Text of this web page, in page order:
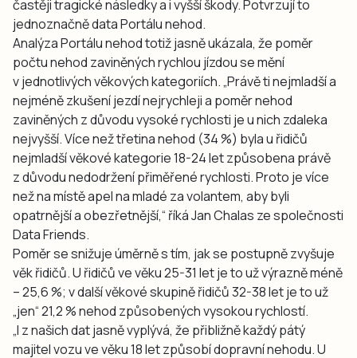
častěji tragické následky a i vyšší škody. Potvrzují to
jednoznačně data Portálu nehod.
Analýza Portálu nehod totiž jasně ukázala, že poměr
počtu nehod zaviněných rychlou jízdou se mění
v jednotlivých věkových kategoriích. „Právě ti nejmladší a
nejméně zkušení jezdí nejrychleji a poměr nehod
zaviněných z důvodu vysoké rychlosti je u nich zdaleka
nejvyšší. Více než třetina nehod (34 %) byla u řidičů
nejmladší věkové kategorie 18-24 let způsobena právě
z důvodu nedodržení přiměřené rychlosti. Proto je více
než na místě apel na mladé za volantem, aby byli
opatrnější a obezřetnější,“ říká Jan Chalas ze společnosti
Data Friends.
Poměr se snižuje úměrně s tím, jak se postupně zvyšuje
věk řidičů. U řidičů ve věku 25-31 let je to už výrazně méně
– 25,6 %; v další věkové skupině řidičů 32-38 let je to už
„jen“ 21,2 % nehod způsobených vysokou rychlostí.
„I z našich dat jasně vyplývá, že přibližně každý pátý
majitel vozu ve věku 18 let způsobí dopravní nehodu. U